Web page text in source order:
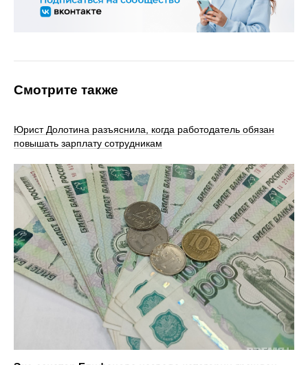
Смотрите также
Юрист Долотина разъяснила, когда работодатель обязан
повышать зарплату сотрудникам